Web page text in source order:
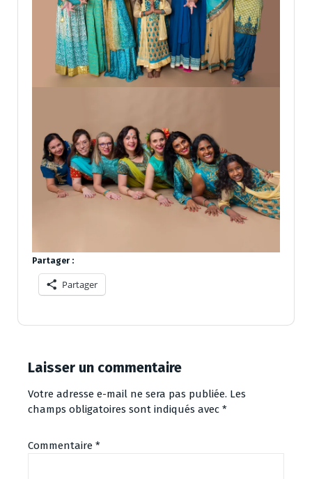
Partager :
Partager
Laisser un commentaire
Votre adresse e-mail ne sera pas publiée. Les
champs obligatoires sont indiqués avec *
Commentaire *